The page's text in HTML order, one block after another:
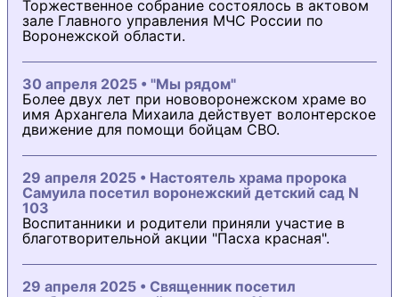
Торжественное собрание состоялось в актовом
зале Главного управления МЧС России по
Воронежской области.
30 апреля 2025 • "Мы рядом"
Более двух лет при нововоронежском храме во
имя Архангела Михаила действует волонтерское
движение для помощи бойцам СВО.
29 апреля 2025 • Настоятель храма пророка
Самуила посетил воронежский детский сад N
103
Воспитанники и родители приняли участие в
благотворительной акции "Пасха красная".
29 апреля 2025 • Священник посетил